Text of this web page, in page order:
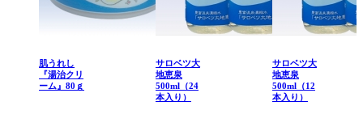
肌うれし
『湯治クリ
ーム』80ｇ
サロベツ大
地恵泉
500ml（24
本入り）
サロベツ大
地恵泉
500ml（12
本入り）